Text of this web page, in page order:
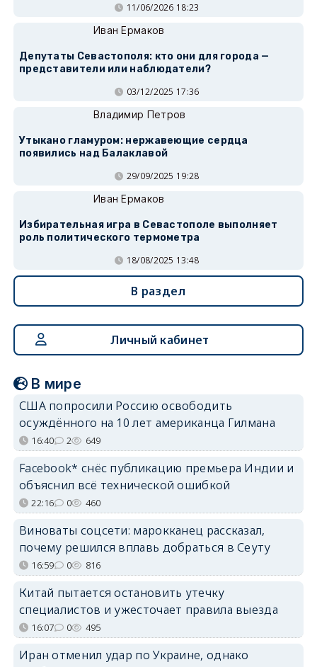
11/06/2026 18:23
Иван Ермаков
Депутаты Севастополя: кто они для города —
представители или наблюдатели?
03/12/2025 17:36
Владимир Петров
Утыкано гламуром: нержавеющие сердца
появились над Балаклавой
29/09/2025 19:28
Иван Ермаков
Избирательная игра в Севастополе выполняет
роль политического термометра
18/08/2025 13:48
В раздел
Личный кабинет
В мире
США попросили Россию освободить
осуждённого на 10 лет американца Гилмана
16:40 2 649
Facebook* снёс публикацию премьера Индии и
объяснил всё технической ошибкой
22:16 0 460
Виноваты соцсети: марокканец рассказал,
почему решился вплавь добраться в Сеуту
16:59 0 816
Китай пытается остановить утечку
специалистов и ужесточает правила выезда
16:07 0 495
Иран отменил удар по Украине, однако